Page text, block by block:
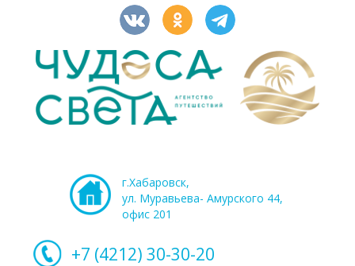
г.Хабаровск,
ул. Муравьева- Амурского 44,
офис 201
+7 (4212) 30-30-20